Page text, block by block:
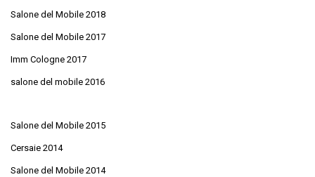
Salone del Mobile 2018
Salone del Mobile 2017
Imm Cologne 2017
salone del mobile 2016
Salone del Mobile 2015
Cersaie 2014
Salone del Mobile 2014